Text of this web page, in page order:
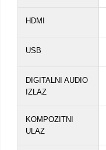
HDMI
USB
DIGITALNI AUDIO
IZLAZ
KOMPOZITNI
ULAZ